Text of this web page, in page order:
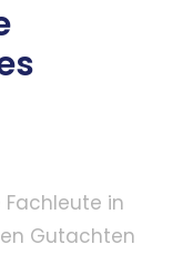
Fachleute in
Gutachten